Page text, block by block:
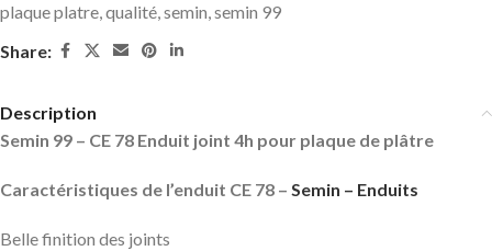
plaque platre,qualité,semin,semin 99
Share:
Description
Semin 99 – CE 78 Enduit joint 4h pour plaque de plâtre
Caractéristiques de l’enduit CE 78 – Semin – Enduits
Belle finition des joints